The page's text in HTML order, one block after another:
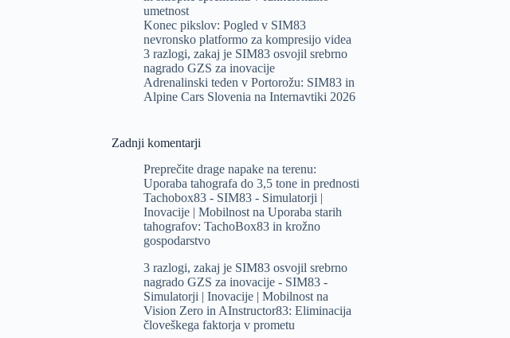
umetnost
Konec pikslov: Pogled v SIM83
nevronsko platformo za kompresijo videa
3 razlogi, zakaj je SIM83 osvojil srebrno
nagrado GZS za inovacije
Adrenalinski teden v Portorožu: SIM83 in
Alpine Cars Slovenia na Internavtiki 2026
Zadnji komentarji
Preprečite drage napake na terenu:
Uporaba tahografa do 3,5 tone in prednosti
Tachobox83 - SIM83 - Simulatorji |
Inovacije | Mobilnostna Uporaba starih
tahografov: TachoBox83 in krožno
gospodarstvo
3 razlogi, zakaj je SIM83 osvojil srebrno
nagrado GZS za inovacije - SIM83 -
Simulatorji | Inovacije | Mobilnostna
Vision Zero in AInstructor83: Eliminacija
človeškega faktorja v prometu